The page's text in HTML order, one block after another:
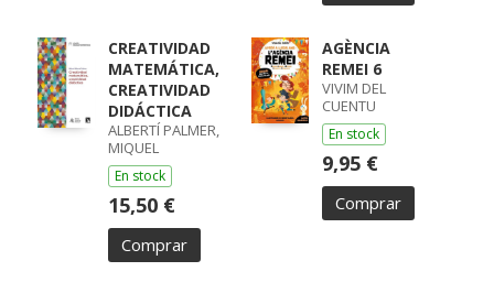
CREATIVIDAD
MATEMÁTICA,
CREATIVIDAD
DIDÁCTICA
ALBERTÍ PALMER,
MIQUEL
En stock
15,50 €
Comprar
AGÈNCIA
REMEI 6
VIVIM DEL
CUENTU
En stock
9,95 €
Comprar